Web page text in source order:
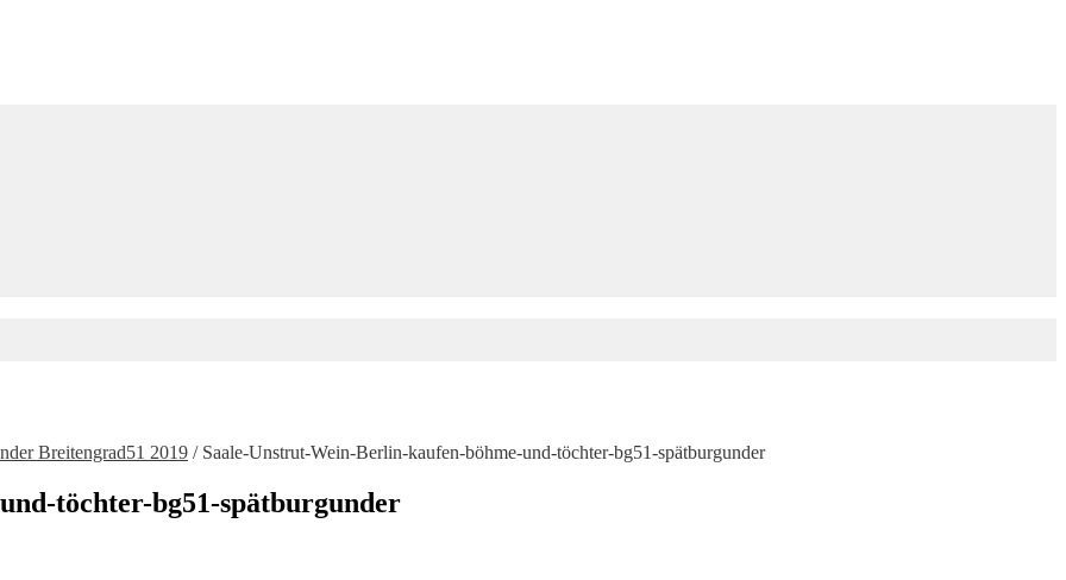
Breitengrad51 2019 / Saale-Unstrut-Wein-Berlin-kaufen-böhme-und-töchter-bg51-spätburgunder
töchter-bg51-spätburgunder